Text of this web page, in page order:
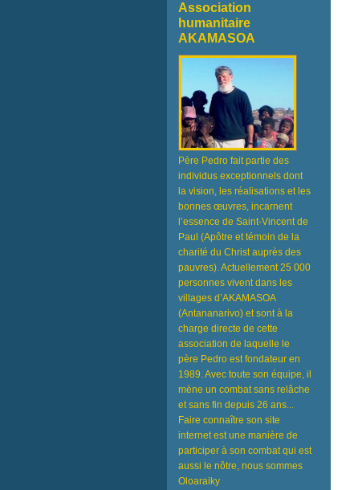
Association
humanitaire
AKAMASOA
Père Pedro fait partie des
individus exceptionnels dont
la vision, les réalisations et les
bonnes œuvres, incarnent
l’essence de Saint-Vincent de
Paul (Apôtre et témoin de la
charité du Christ auprès des
pauvres). Actuellement 25 000
personnes vivent dans les
villages d’AKAMASOA
(Antananarivo) et sont à la
charge directe de cette
association de laquelle le
père Pedro est fondateur en
1989. Avec toute son équipe, il
mène un combat sans relâche
et sans fin depuis 26 ans...
Faire connaître son site
internet est une manière de
participer à son combat qui est
aussi le nôtre, nous sommes
Oloaraiky